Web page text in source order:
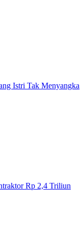
Istri Tak Menyangka
Rp 2,4 Triliun